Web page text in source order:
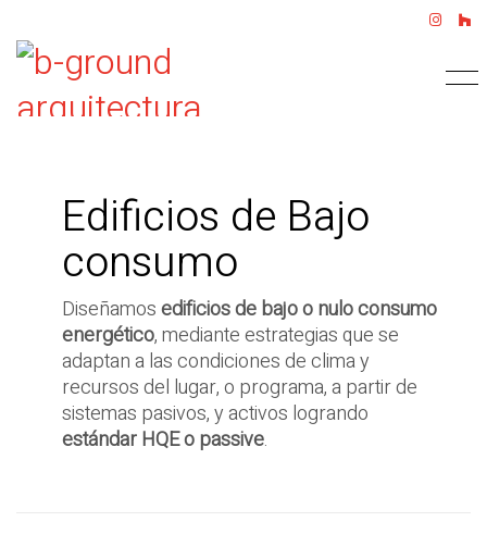
Edificios de Bajo
consumo
Diseñamosedificios de bajo o nulo consumo
energético, mediante estrategias que se
adaptan a las condiciones de clima y
recursos del lugar, o programa, a partir de
sistemas pasivos, y activos logrando
estándar HQE o passive.